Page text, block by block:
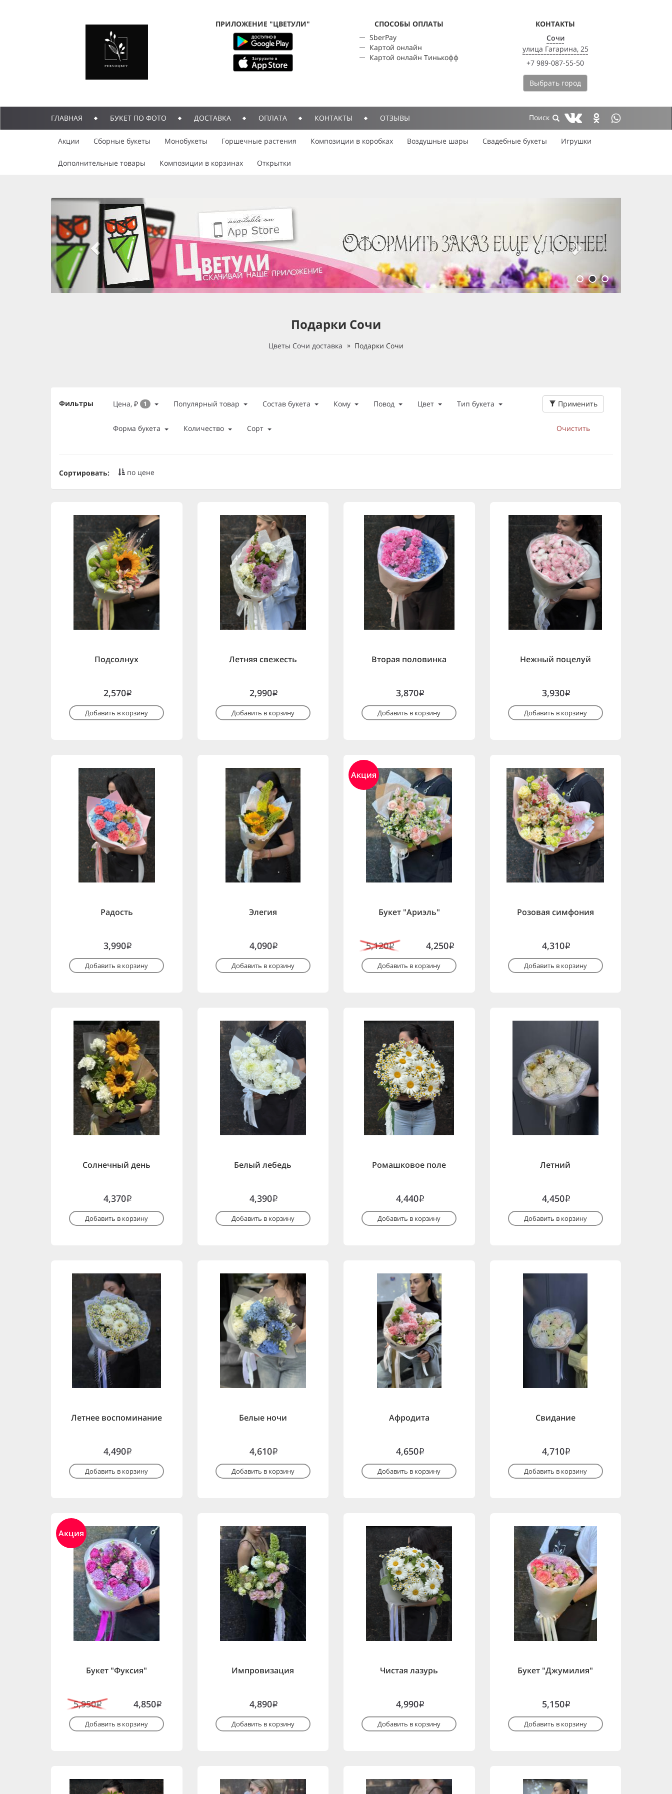
ПРИЛОЖЕНИЕ "ЦВЕТУЛИ"
CПОСОБЫ ОПЛАТЫ
SberPay
Картой онлайн
Картой онлайн Тинькофф
КОНТАКТЫ
Сочи
улица Гагарина, 25
+7 989-087-55-50
Выбрать город
ГЛАВНАЯ БУКЕТ ПО ФОТО ДОСТАВКА ОПЛАТА КОНТАКТЫ ОТЗЫВЫ
Акции Сборные букеты Монобукеты Горшечные растения Композиции в коробках Воздушные шары Свадебные букеты Игрушки
Дополнительные товары Композиции в корзинах Открытки
previous
slide 1 of 3
, currently active
slide 3 of 3
Подарки Сочи
Цветы Сочи доставка Подарки Сочи
Фильтры Цена, ₽ 1 Популярный товар Состав букета Кому Повод Цвет Тип букета
Форма букета Количество Сорт
Применить
Очистить
Сортировать: по цене
Подсолнух
2,570i
Добавить в корзину
Летняя свежесть
2,990i
Добавить в корзину
Вторая половинка
3,870i
Добавить в корзину
Нежный поцелуй
3,930i
Добавить в корзину
Радость
3,990i
Добавить в корзину
Элегия
4,090i
Добавить в корзину
Акция
Букет "Ариэль"
5,120i 4,250i
Добавить в корзину
Розовая симфония
4,310i
Добавить в корзину
Солнечный день
4,370i
Добавить в корзину
Белый лебедь
4,390i
Добавить в корзину
Ромашковое поле
4,440i
Добавить в корзину
Летний
4,450i
Добавить в корзину
Летнее воспоминание
4,490i
Добавить в корзину
Белые ночи
4,610i
Добавить в корзину
Афродита
4,650i
Добавить в корзину
Свидание
4,710i
Добавить в корзину
Акция
Букет "Фуксия"
5,950i 4,850i
Добавить в корзину
Импровизация
4,890i
Добавить в корзину
Чистая лазурь
4,990i
Добавить в корзину
Букет "Джумилия"
5,150i
Добавить в корзину